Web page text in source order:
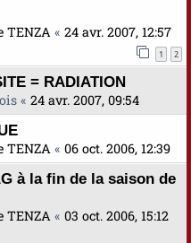
TENZA « 24 avr. 2007, 12:57
1 2
= RADIATION
« 24 avr. 2007, 09:54
TENZA « 06 oct. 2006, 12:39
à la fin de la saison de
TENZA « 03 oct. 2006, 15:12